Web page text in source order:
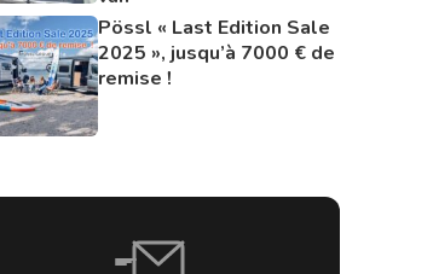
Pössl « Last Edition Sale
2025 », jusqu’à 7000 € de
remise !